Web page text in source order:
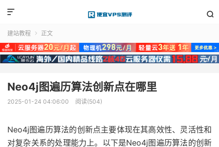


建站教程  正文
Neo4j图遍历算法创新点在哪里
2025-01-24 04:06:00 阅读(504)
Neo4j图遍历算法的创新点主要体现在其高效性、灵活性和
对复杂关系的处理能力上。以下是Neo4j图遍历算法的创新